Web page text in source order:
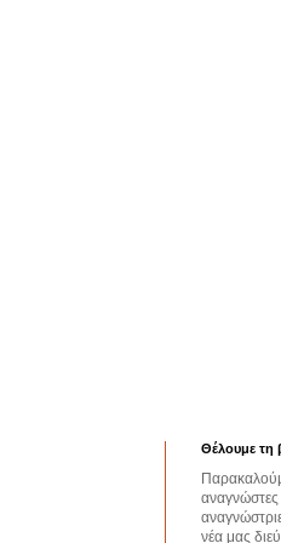
Θέλουμε τη
αναγνώστες
νέα μας